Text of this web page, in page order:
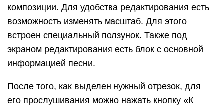
композиции. Для удобства редактирования есть
возможность изменять масштаб. Для этого
встроен специальный ползунок. Также под
экраном редактирования есть блок с основной
информацией песни.
После того, как выделен нужный отрезок, для
его прослушивания можно нажать кнопку «К